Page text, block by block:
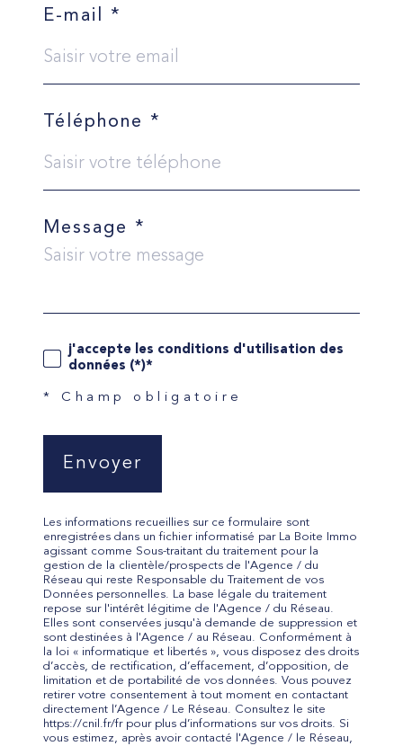
E-mail *
Téléphone *
Message *
j'accepte les conditions d'utilisation des
données (*)*
* Champ obligatoire
Envoyer
Les informations recueillies sur ce formulaire sont
enregistrées dans un fichier informatisé par La Boite Immo
agissant comme Sous-traitant du traitement pour la
gestion de la clientèle/prospects de l'Agence / du
Réseau qui reste Responsable du Traitement de vos
Données personnelles. La base légale du traitement
repose sur l'intérêt légitime de l'Agence / du Réseau.
Elles sont conservées jusqu'à demande de suppression et
sont destinées à l'Agence / au Réseau. Conformément à
la loi « informatique et libertés », vous disposez des droits
d’accès, de rectification, d’effacement, d’opposition, de
limitation et de portabilité de vos données. Vous pouvez
retirer votre consentement à tout moment en contactant
directement l’Agence / Le Réseau. Consultez le site
https://cnil.fr/fr pour plus d’informations sur vos droits. Si
vous estimez, après avoir contacté l'Agence / le Réseau,